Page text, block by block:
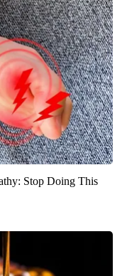
Stop Doing This